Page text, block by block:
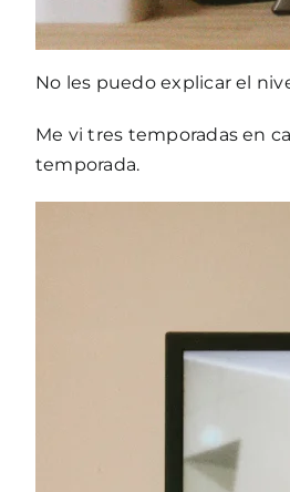
No les puedo explicar el
Me vi tres temporadas en
temporada.